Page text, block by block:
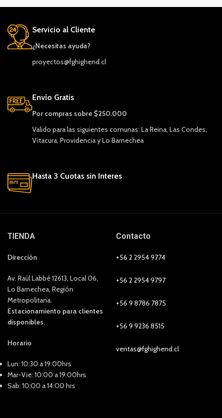
Servicio al Cliente
¿Necesitas ayuda?
proyectos@fghighend.cl
Envío Gratis
Por compras sobre $250.000
Valido para las siguientes comunas: La Reina, Las Condes,
Vitacura, Providencia y Lo Barnechea
Hasta 3 Cuotas sin Interes
TIENDA
Dirección
Av. Raúl Labbé 12613, Local 06,
Lo Barnechea, Región
Metropolitana.
Estacionamiento para clientes
disponibles.
Horario
Lun: 10:30 a 19:00hrs
Mar-Vie: 10:00 a 19:00hrs
Sab: 10:00 a 14:00 hrs
Contacto
+56 2 2954 9774
+56 2 2954 9797
+56 9 8786 7875
+56 9 9236 8515
ventas@fghighend.cl